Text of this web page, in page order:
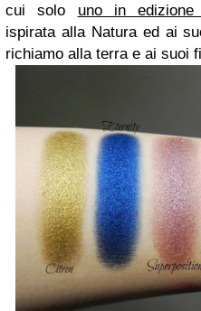
cui solo uno in edizione
ispirata alla Natura ed ai
richiamo alla terra e ai suoi